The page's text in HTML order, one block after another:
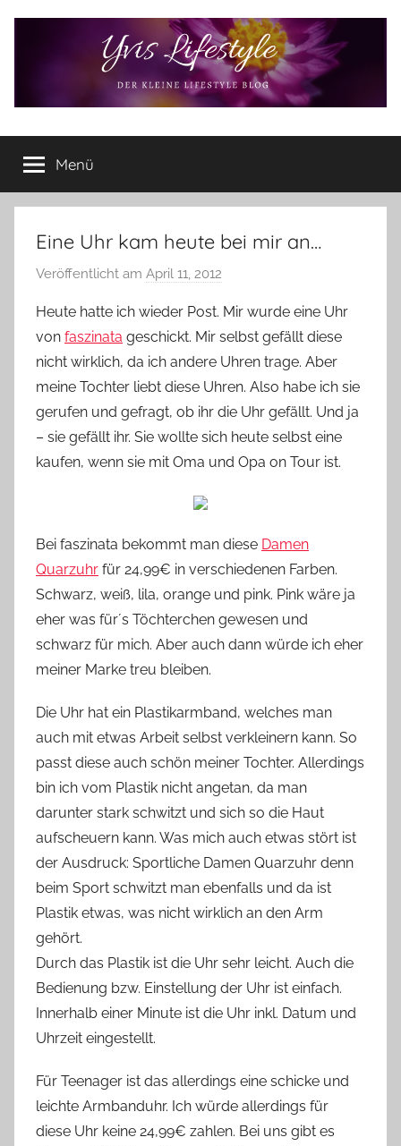
Yvis
Lifestyle
Lifestyle
Blog
–
Lifestyle,
Rezensionen,
Produkttests
vieles
mehr
Menü
Eine Uhr kam heute bei mir an…
Veröffentlicht am April 11, 2012
n
Y
v
o
n
n
e
Heute hatte ich wieder Post. Mir wurde eine Uhr
von faszinata geschickt. Mir selbst gefällt diese
nicht wirklich, da ich andere Uhren trage. Aber
meine Tochter liebt diese Uhren. Also habe ich sie
gerufen und gefragt, ob ihr die Uhr gefällt. Und ja
– sie gefällt ihr. Sie wollte sich heute selbst eine
kaufen, wenn sie mit Oma und Opa on Tour ist.
Bei faszinata bekommt man diese Damen
Quarzuhr für 24,99€ in verschiedenen Farben.
Schwarz, weiß, lila, orange und pink. Pink wäre ja
eher was für´s Töchterchen gewesen und
schwarz für mich. Aber auch dann würde ich eher
meiner Marke treu bleiben.
Die Uhr hat ein Plastikarmband, welches man
auch mit etwas Arbeit selbst verkleinern kann. So
passt diese auch schön meiner Tochter. Allerdings
bin ich vom Plastik nicht angetan, da man
darunter stark schwitzt und sich so die Haut
aufscheuern kann. Was mich auch etwas stört ist
der Ausdruck: Sportliche Damen Quarzuhr denn
beim Sport schwitzt man ebenfalls und da ist
Plastik etwas, was nicht wirklich an den Arm
gehört.
Durch das Plastik ist die Uhr sehr leicht. Auch die
Bedienung bzw. Einstellung der Uhr ist einfach.
Innerhalb einer Minute ist die Uhr inkl. Datum und
Uhrzeit eingestellt.
Für Teenager ist das allerdings eine schicke und
leichte Armbanduhr. Ich würde allerdings für
diese Uhr keine 24,99€ zahlen. Bei uns gibt es